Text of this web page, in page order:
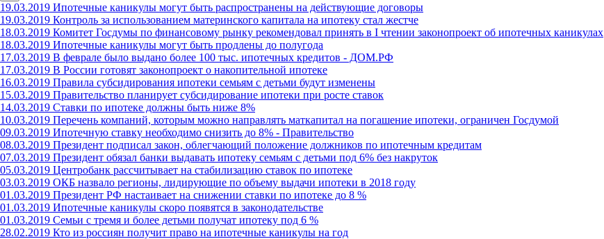
19.03.2019 Ипотечные каникулы могут быть распространены на действующие договоры
19.03.2019 Контроль за использованием материнского капитала на ипотеку стал жестче
18.03.2019 Комитет Госдумы по финансовому рынку рекомендовал принять в I чтении законопроект об ипотечных каникулах
18.03.2019 Ипотечные каникулы могут быть продлены до полугода
17.03.2019 В феврале было выдано более 100 тыс. ипотечных кредитов - ДОМ.РФ
17.03.2019 В России готовят законопроект о накопительной ипотеке
16.03.2019 Правила субсидирования ипотеки семьям с детьми будут изменены
15.03.2019 Правительство планирует субсидирование ипотеки при росте ставок
14.03.2019 Ставки по ипотеке должны быть ниже 8%
10.03.2019 Перечень компаний, которым можно направлять маткапитал на погашение ипотеки, ограничен Госдумой
09.03.2019 Ипотечную ставку необходимо снизить до 8% - Правительство
08.03.2019 Президент подписал закон, облегчающий положение должников по ипотечным кредитам
07.03.2019 Президент обязал банки выдавать ипотеку семьям с детьми под 6% без накруток
05.03.2019 Центробанк рассчитывает на стабилизацию ставок по ипотеке
03.03.2019 ОКБ назвало регионы, лидирующие по объему выдачи ипотеки в 2018 году
01.03.2019 Президент РФ настаивает на снижении ставки по ипотеке до 8 %
01.03.2019 Ипотечные каникулы скоро появятся в законодательстве
01.03.2019 Семьи с тремя и более детьми получат ипотеку под 6 %
28.02.2019 Кто из россиян получит право на ипотечные каникулы на год